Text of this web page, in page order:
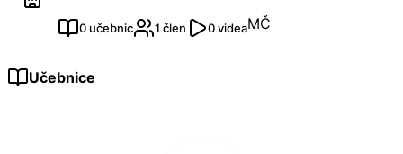
0 učebnic 1 člen 0 videaMČ
Učebnice